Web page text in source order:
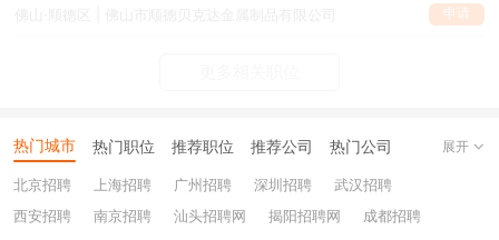
申请
热门城市 热门职位 推荐职位 推荐公司 热门公司
北京招聘 上海招聘 广州招聘 深圳招聘
武汉招聘
西安招聘
南京招聘 汕头招聘网 揭阳招聘网
成都招聘
展开